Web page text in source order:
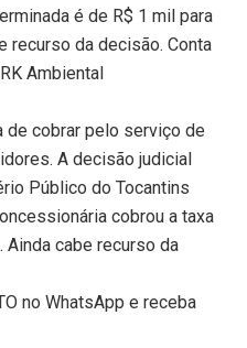
é de R$ 1 mil para
recurso da decisão. Conta
Ambiental
de cobrar pelo serviço de
A decisão judicial
Público do Tocantins
cobrou a taxa
cabe recurso da
no WhatsApp e receba